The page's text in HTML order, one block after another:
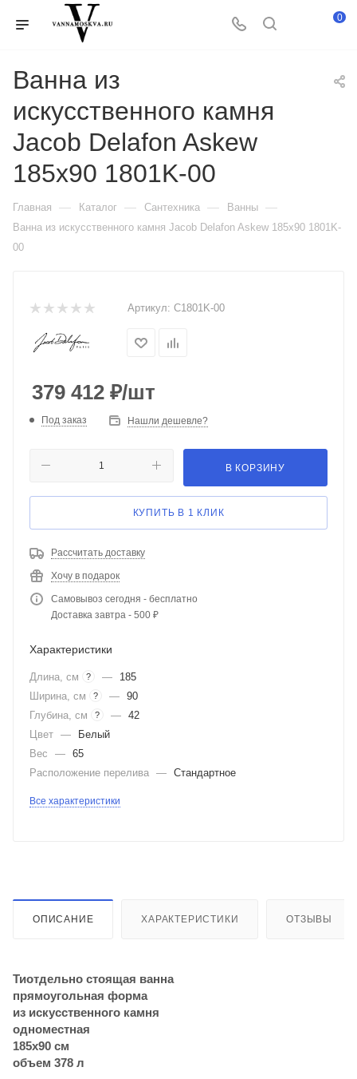
0
Ванна из
искусственного камня
Jacob Delafon Askew
185x90 1801K-00
Главная — Каталог — Сантехника — Ванны —
Ванна из искусственного камня Jacob Delafon Askew 185x90 1801K-
00
Артикул: C1801K-00
379 412 ₽/шт
Под заказ Нашли дешевле?
В КОРЗИНУ
КУПИТЬ В 1 КЛИК
Рассчитать доставку
Хочу в подарок
Самовывоз сегодня - бесплатно
Доставка завтра - 500 ₽
Характеристики
Длина, см ? —
185
Ширина, см
? — 90
Глубина, см
? — 42
Цвет —
Белый
Вес
— 65
Расположение перелива — Стандартное
Все характеристики
ОПИСАНИЕ ХАРАКТЕРИСТИКИ ОТЗЫВЫ
Тиотдельно стоящая ванна
прямоугольная форма
из искусственного камня
одноместная
185х90 см
объем 378 л